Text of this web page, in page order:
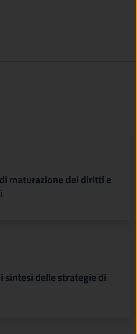
maturazione dei diritti e
sintesi delle strategie di